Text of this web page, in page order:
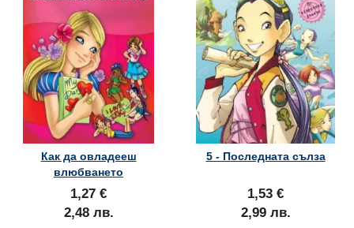
Как да овладееш
влюбването
1,27 €
2,48 лв.
5 - Последната сълза
1,53 €
2,99 лв.